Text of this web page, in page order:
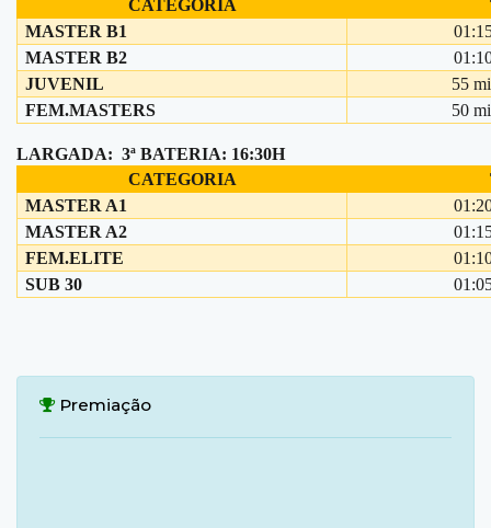
CATEGORIA
MASTER B1
MASTER B2
JUVENIL
55
FEM.MASTERS
50
LARGADA: 3ª BATERIA: 16:30H
CATEGORIA
MASTER A1
MASTER A2
FEM.ELITE
SUB 30
Premiação